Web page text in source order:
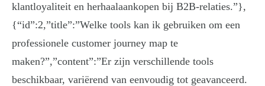
klantloyaliteit en herhaalaankopen bij B2B-relaties.”},
{“id”:2,”title”:”Welke tools kan ik gebruiken om een
professionele customer journey map te
maken?”,”content”:”Er zijn verschillende tools
beschikbaar, variërend van eenvoudig tot geavanceerd.